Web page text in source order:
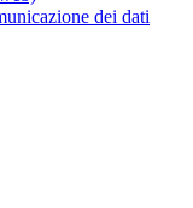
dei dati